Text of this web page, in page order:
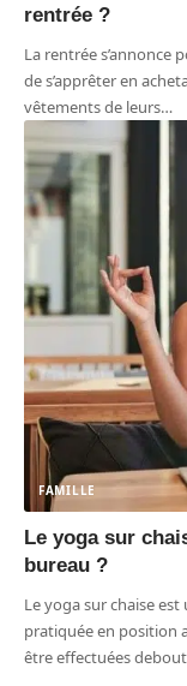
rentrée ?
La rentrée s’annonce
de s’apprêter en
vêtements de leurs…
FAMILLE
Le yoga sur
bureau ?
Le yoga sur chaise
pratiquée en position
être effectuées debout